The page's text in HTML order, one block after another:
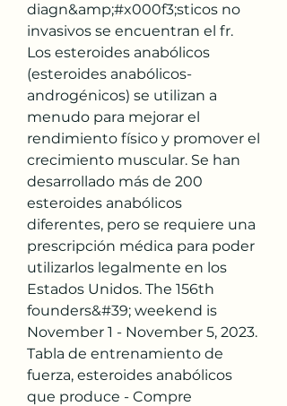
diagn&amp;#x000f3;sticos no
invasivos se encuentran el fr.
Los esteroides anabólicos
(esteroides anabólicos-
androgénicos) se utilizan a
menudo para mejorar el
rendimiento físico y promover el
crecimiento muscular. Se han
desarrollado más de 200
esteroides anabólicos
diferentes, pero se requiere una
prescripción médica para poder
utilizarlos legalmente en los
Estados Unidos. The 156th
founders&#39; weekend is
November 1 - November 5, 2023.
Tabla de entrenamiento de
fuerza, esteroides anabólicos
que produce - Compre